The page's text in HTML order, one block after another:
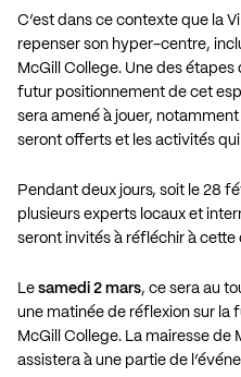
C’est dans ce contexte que la
repenser son hyper-centre,
McGill College. Une des
futur positionnement de cet
sera amené à jouer,
seront offerts et les activités
Pendant deux jours, soit le 28
plusieurs experts locaux et
seront invités à réfléchir à cette
Le samedi 2 mars, ce sera au
une matinée de réflexion sur la
McGill College. La mairesse de
assistera à une partie de